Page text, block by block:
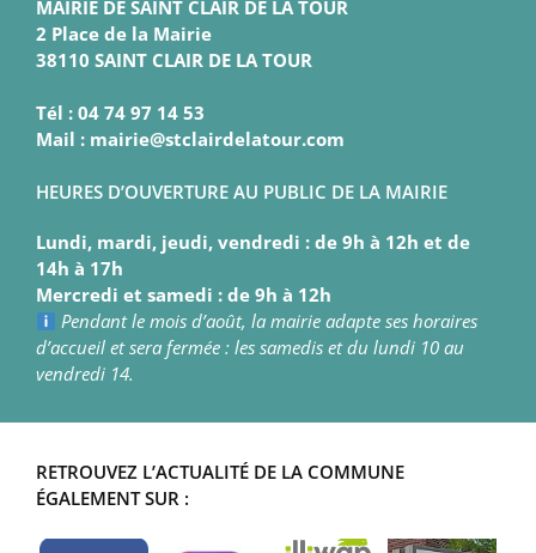
MAIRIE DE SAINT CLAIR DE LA TOUR
2 Place de la Mairie
38110 SAINT CLAIR DE LA TOUR
Tél : 04 74 97 14 53
Mail : mairie@stclairdelatour.com
HEURES D’OUVERTURE AU PUBLIC DE LA MAIRIE
Lundi, mardi, jeudi, vendredi : de 9h à 12h et de
14h à 17h
Mercredi et samedi : de 9h à 12h
Pendant le mois d’août, la mairie adapte ses horaires
d’accueil et sera fermée : les samedis et du lundi 10 au
vendredi 14.
RETROUVEZ L’ACTUALITÉ DE LA COMMUNE
ÉGALEMENT SUR :